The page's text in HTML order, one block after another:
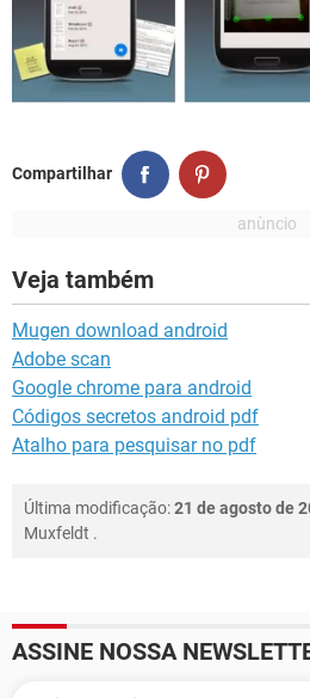
Compartilhar
Veja também
Mugen download android
Adobe scan
Google chrome para android
Códigos secretos android pdf
Atalho para pesquisar no pdf
Última modificação:21 de agosto de
Muxfeldt .
ASSINE NOSSA